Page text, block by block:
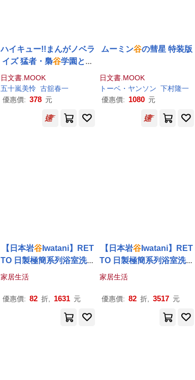
ハイキュー!!まんがノベラ
イズ 猛者・梟谷学園との
出会い 特装版
日文書.MOOK
五十嵐美怜 古舘春一
優惠價: 378 元
ムーミン谷の彗星 特装版
日文書.MOOK
トーベ・ヤンソン 下村隆一
優惠價: 1080 元
【日本岩谷 Iwatani】RET
TO 日製極簡系列浴室洗漱
家居生活
優惠價: 82 折, 1631 元
【日本岩谷 Iwatani】RET
TO 日製極簡系列浴室洗漱
家居生活
優惠價: 82 折, 3517 元